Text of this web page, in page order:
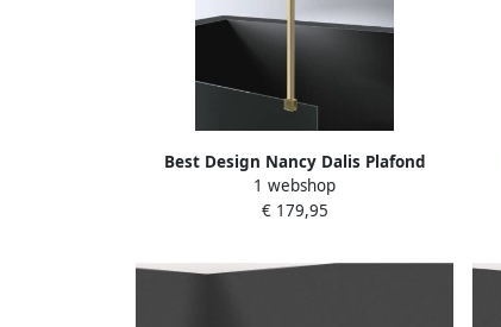
Best Design Nancy Dalis Plafond
Stabilisatiestang 100cm voor 8mm
glasdikte mat goud 4013990
1 webshop
€ 179,95